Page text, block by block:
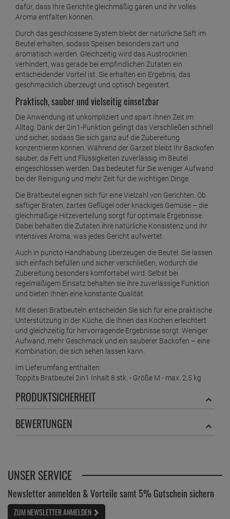
dafür, dass Ihre Gerichte gleichmäßig garen und ihr volles
Aroma entfalten können.
Durch das geschlossene System bleibt der natürliche Saft im
Beutel erhalten, sodass Speisen besonders zart und
aromatisch werden. Gleichzeitig wird das Austrocknen
verhindert, was gerade bei empfindlichen Zutaten ein
entscheidender Vorteil ist. Sie erhalten ein Ergebnis, das
geschmacklich überzeugt und optisch begeistert.
Praktisch, sauber und vielseitig einsetzbar
Die Anwendung ist unkompliziert und spart Ihnen Zeit im
Alltag. Dank der 2in1-Funktion gelingt das Verschließen schnell
und sicher, sodass Sie sich ganz auf die Zubereitung
konzentrieren können. Während der Garzeit bleibt Ihr Backofen
sauber, da Fett und Flüssigkeiten zuverlässig im Beutel
eingeschlossen werden. Das bedeutet für Sie weniger Aufwand
bei der Reinigung und mehr Zeit für die wichtigen Dinge.
Die Bratbeutel eignen sich für eine Vielzahl von Gerichten. Ob
saftiger Braten, zartes Geflügel oder knackiges Gemüse – die
gleichmäßige Hitzeverteilung sorgt für optimale Ergebnisse.
Dabei behalten die Zutaten ihre natürliche Konsistenz und ihr
intensives Aroma, was jedes Gericht aufwertet.
Auch in puncto Handhabung überzeugen die Beutel. Sie lassen
sich einfach befüllen und sicher verschließen, wodurch die
Zubereitung besonders komfortabel wird. Selbst bei
regelmäßigem Einsatz behalten sie ihre zuverlässige Funktion
und bieten Ihnen eine konstante Qualität.
Mit diesen Bratbeuteln entscheiden Sie sich für eine praktische
Unterstützung in der Küche, die Ihnen das Kochen erleichtert
und gleichzeitig für hervorragende Ergebnisse sorgt. Weniger
Aufwand, mehr Geschmack und ein sauberer Backofen – eine
Kombination, die sich sehen lassen kann.
Im Lieferumfang enthalten:
Toppits Bratbeutel 2in1 Inhalt 8 stk. - Größe M - max. 2,5 kg
PRODUKTSICHERHEIT
BEWERTUNGEN
UNSER SERVICE
Newsletter anmelden & Vorteile samt 5% Gutschein sichern
ZUM NEWSLETTER ANMELDEN